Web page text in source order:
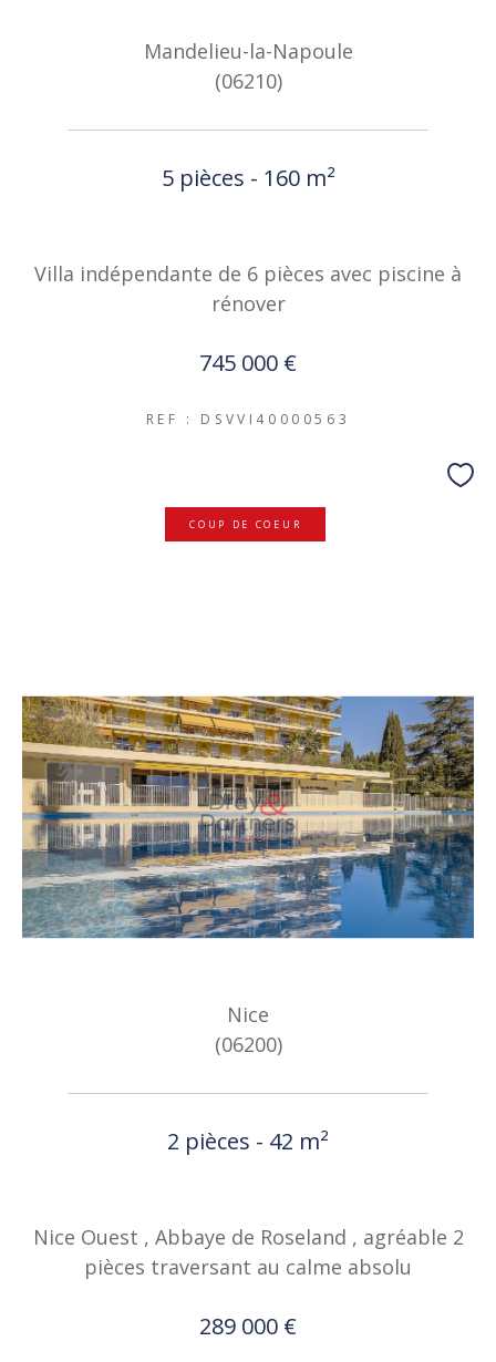
Mandelieu-la-Napoule
(06210)
5 pièces - 160 m²
Villa indépendante de 6 pièces avec piscine à
rénover
745 000 €
REF : DSVVI40000563
COUP DE COEUR
Nice
(06200)
2 pièces - 42 m²
Nice Ouest , Abbaye de Roseland , agréable 2
pièces traversant au calme absolu
289 000 €